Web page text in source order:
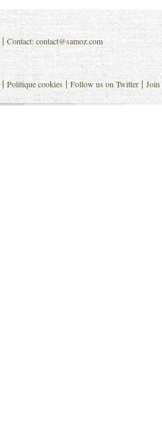
|Contact:contact@samoz.com
|Politique cookies |Follow us on Twitter |Join